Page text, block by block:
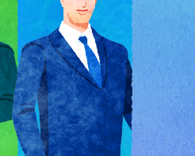
こんな社員が働いています